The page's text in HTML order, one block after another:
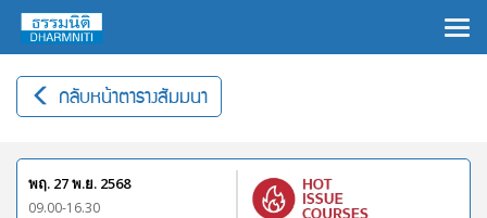
กลับหน้าตารางสัมมนา
พฤ. 27 พ.ย. 2568
09.00-16.30